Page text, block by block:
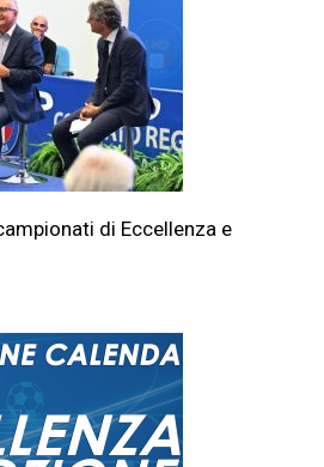
di Eccellenza e